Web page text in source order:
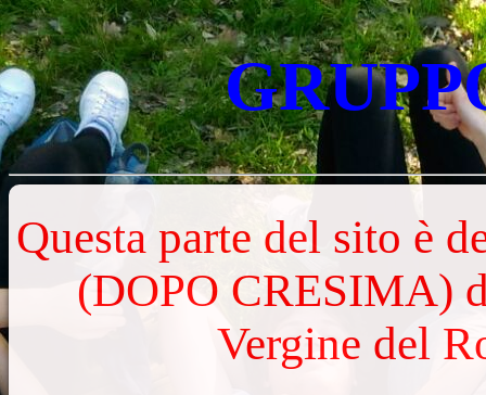
Questa parte del sito è
(DOPO CRESIMA)
Vergine del